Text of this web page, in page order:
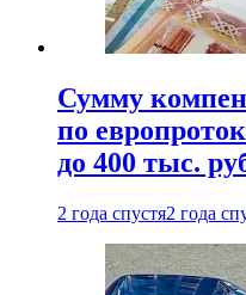
Сумму
по
до 400 тыс.
2 года спустя2 года